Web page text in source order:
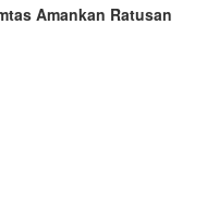
Amankan Ratusan